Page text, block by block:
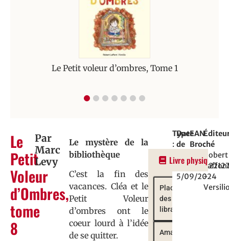
Le Petit voleur d’ombres, Tome 1
Le
Petit
Voleur
d’Ombres,
tome
8
Par
Marc
Levy
Le mystère de la
bibliothèque
C’est la fin des
vacances. Cléa et le
Petit Voleur
d’ombres ont le
coeur lourd à l’idée
de se quitter.
Livre physique
Place
des
libraires
Amazon
Type
:
BD
Date
de
parution
:
5/09/2024
EAN
Broché
:
:
Robert
-